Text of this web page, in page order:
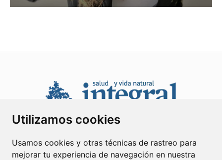
Utilizamos cookies
Usamos cookies y otras técnicas de rastreo para
mejorar tu experiencia de navegación en nuestra